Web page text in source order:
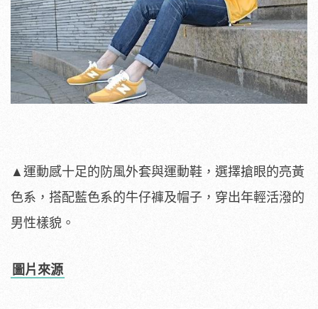
▲運動感十足的防風外套與運動鞋，選擇搶眼的亮黃
色系，搭配藍色系的牛仔褲及帽子，穿出年輕活潑的
男性樣貌。
圖片來源